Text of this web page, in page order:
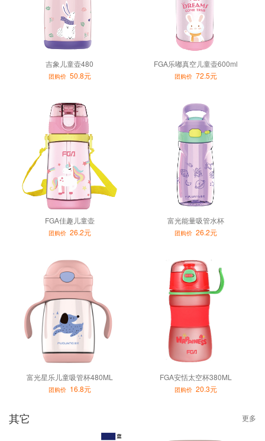
吉象儿童壶480
团购价50.8元
FGA乐嘟真空儿童壶600ml
团购价72.5元
FGA佳趣儿童壶
团购价26.2元
富光能量吸管水杯
团购价26.2元
富光星乐儿童吸管杯480ML
团购价16.8元
FGA安恬太空杯380ML
团购价20.3元
其它 更多